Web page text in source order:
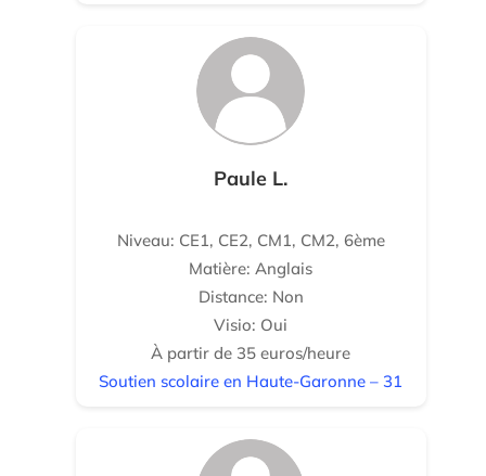
Paule L.
Niveau: CE1, CE2, CM1, CM2, 6ème
Matière: Anglais
Distance: Non
Visio: Oui
À partir de 35 euros/heure
Soutien scolaire en Haute-Garonne – 31